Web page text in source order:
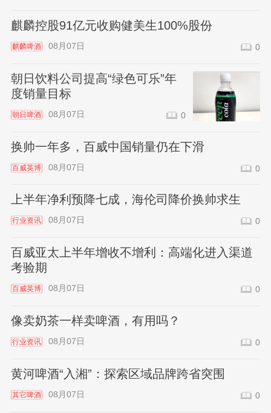
麒麟控股91亿元收购健美生100%股份
麒麟啤酒 08月07日 0
朝日饮料公司提高“绿色可乐”年
度销量目标
朝日啤酒 08月07日 0
换帅一年多，百威中国销量仍在下滑
百威英博 08月07日 0
上半年净利预降七成，海伦司降价换帅求生
行业资讯 08月07日 0
百威亚太上半年增收不增利：高端化进入渠道
考验期
百威英博 08月07日 0
像卖奶茶一样卖啤酒，有用吗？
行业资讯 08月07日 0
黄河啤酒“入湘”：探索区域品牌跨省突围
其它啤酒 08月07日 0